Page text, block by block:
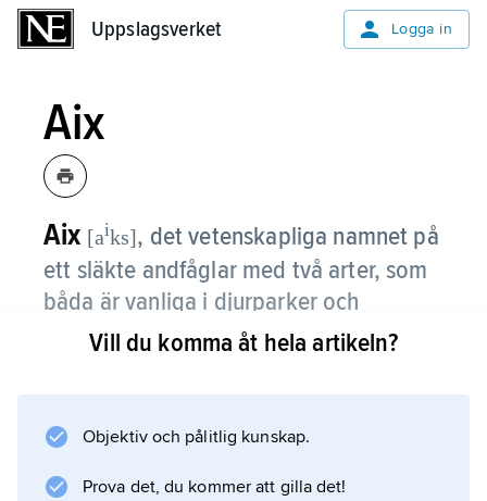
Uppslagsverket Logga in
Aix
Aix [aiks], det vetenskapliga namnet på
ett släkte andfåglar med två arter, som
båda är vanliga i djurparker och
fågeldammar, även i Sverige; brudand
Östasien.
Vill du komma åt hela artikeln?
Objektiv och pålitlig kunskap.
Prova det, du kommer att gilla det!